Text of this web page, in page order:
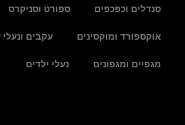
סנדלים וכפכפים ספורט וסניקרס
אוקספורד ומוקסינים עקבים
מגפיים ומגפונים נעלי ילדים